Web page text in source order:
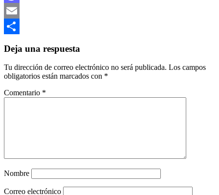
Mastodon
Email
Deja una respuesta
Tu dirección de correo electrónico no será publicada. Los campos
obligatorios están marcados con *
Comentario *
Nombre
Correo electrónico